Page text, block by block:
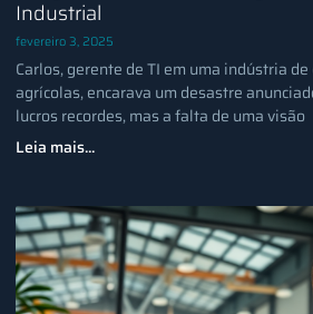
Industrial
fevereiro 3, 2025
Carlos, gerente de TI em uma indústria
agrícolas, encarava um desastre
lucros recordes, mas a falta de uma visão
Leia mais...